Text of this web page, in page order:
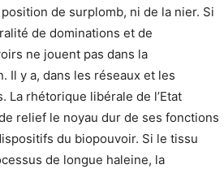
position de surplomb, ni de la nier. Si
de dominations et de
ne jouent pas dans la
Il y a, dans les réseaux et les
rhétorique libérale de l’Etat
relief le noyau dur de ses fonctions
du biopouvoir. Si le tissu
de longue haleine, la